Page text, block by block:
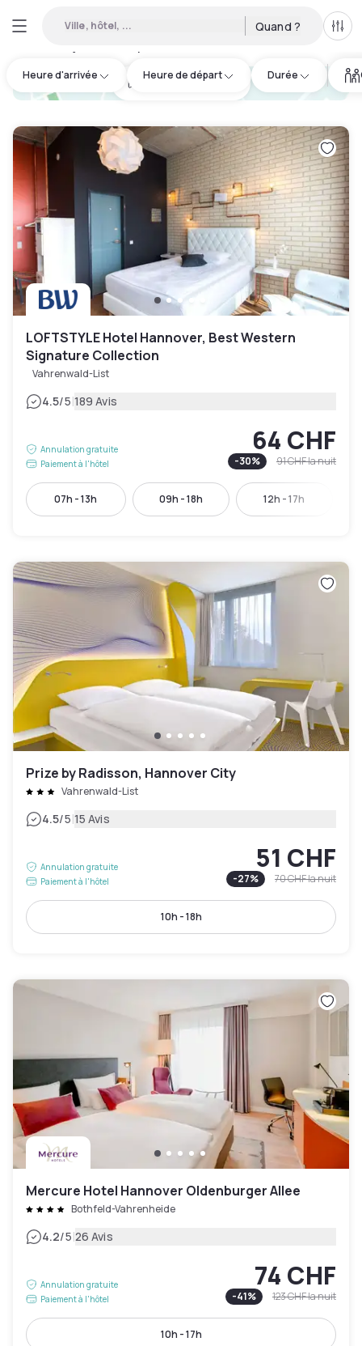
Ville, hôtel, ... Quand ?
Heure d'arrivée Heure de départ Durée
11
hotel.cta.view_map
LOFTSTYLE Hotel Hannover, Best Western
Signature Collection
Vahrenwald-List
4.5/5|189 Avis
Annulation gratuite
Paiement à l'hôtel
64 CHF
-30% 91 CHFla nuit
07h - 13h 09h - 18h 12h - 17h
Prize by Radisson, Hannover City
Vahrenwald-List
4.5/5|15 Avis
Annulation gratuite
Paiement à l'hôtel
51 CHF
-27% 70 CHFla nuit
10h - 18h
Mercure Hotel Hannover Oldenburger Allee
Bothfeld-Vahrenheide
4.2/5|26 Avis
Annulation gratuite
Paiement à l'hôtel
74 CHF
-41% 123 CHFla nuit
10h - 17h